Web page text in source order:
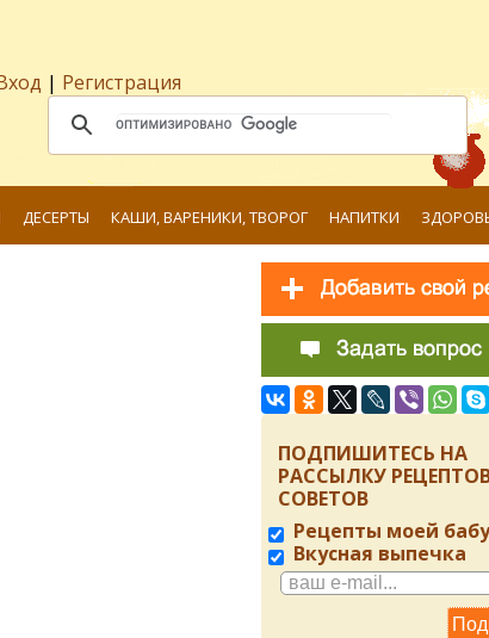
| Регистрация
ДЕСЕРТЫ КАШИ, ВАРЕНИКИ, ТВОРОГ НАПИТКИ
ПОДПИШИТЕСЬ НА
РАССЫЛКУ
СОВЕТОВ
Рецепты моей
Вкусная выпечка